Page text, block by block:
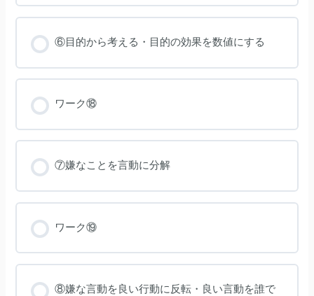
⑥目的から考える・目的の効果を数値にする
ワーク⑱
⑦嫌なことを言動に分解
ワーク⑲
⑧嫌な言動を良い行動に反転・良い言動を誰で